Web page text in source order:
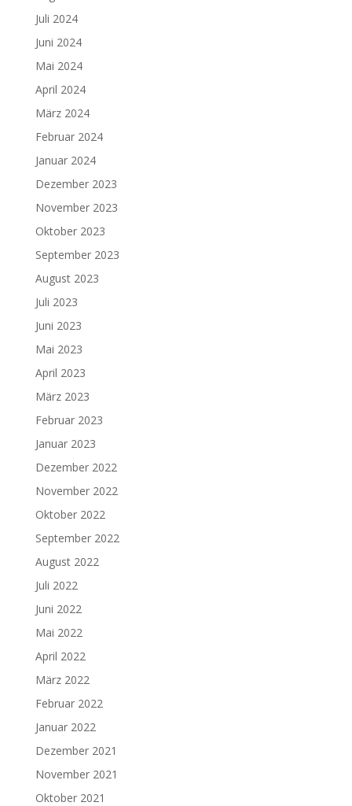
Juli 2024
Juni 2024
Mai 2024
April 2024
März 2024
Februar 2024
Januar 2024
Dezember 2023
November 2023
Oktober 2023
September 2023
August 2023
Juli 2023
Juni 2023
Mai 2023
April 2023
März 2023
Februar 2023
Januar 2023
Dezember 2022
November 2022
Oktober 2022
September 2022
August 2022
Juli 2022
Juni 2022
Mai 2022
April 2022
März 2022
Februar 2022
Januar 2022
Dezember 2021
November 2021
Oktober 2021